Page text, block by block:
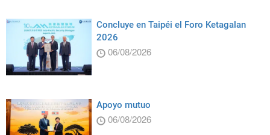
Concluye en Taipéi el Foro Ketagalan
2026
06/08/2026
Apoyo mutuo
06/08/2026